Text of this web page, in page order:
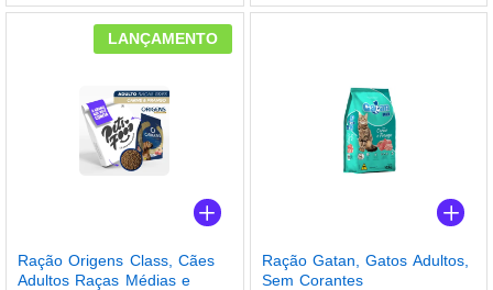
LANÇAMENTO
Ração Origens Class, Cães
Adultos Raças Médias e
Ração Gatan, Gatos Adultos,
Sem Corantes